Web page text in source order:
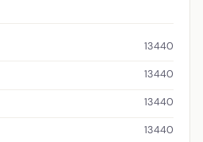
13440
13440
13440
13440